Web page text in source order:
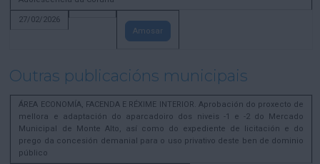
27/02/2026
Amosar
Outras publicacións municipais
ÁREA ECONOMÍA, FACENDA E RÉXIME INTERIOR. Aprobación do proxecto de
mellora e adaptación do aparcadoiro dos niveis -1 e -2 do Mercado
Municipal de Monte Alto, así como do expediente de licitación e do
prego da concesión demanial para o uso privativo deste ben de dominio
público